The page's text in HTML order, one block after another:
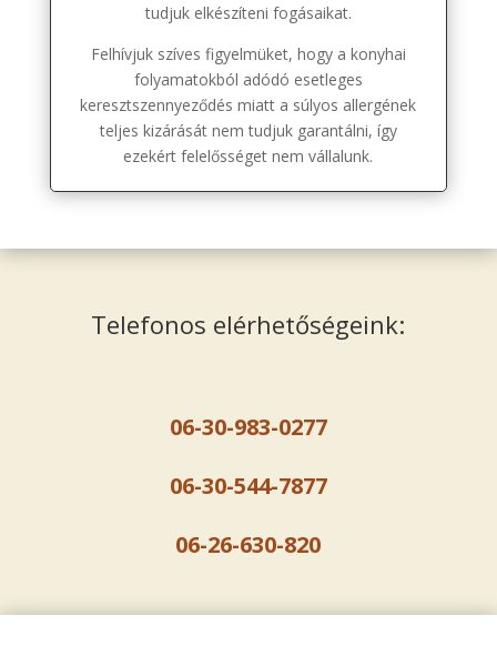
tudjuk elkészíteni fogásaikat.
Felhívjuk szíves figyelmüket, hogy a konyhai
folyamatokból adódó esetleges
keresztszennyeződés miatt a súlyos allergének
teljes kizárását nem tudjuk garantálni, így
ezekért felelősséget nem vállalunk.
Telefonos elérhetőségeink:
06-30-983-0277
06-30-544-7877
06-26-630-820